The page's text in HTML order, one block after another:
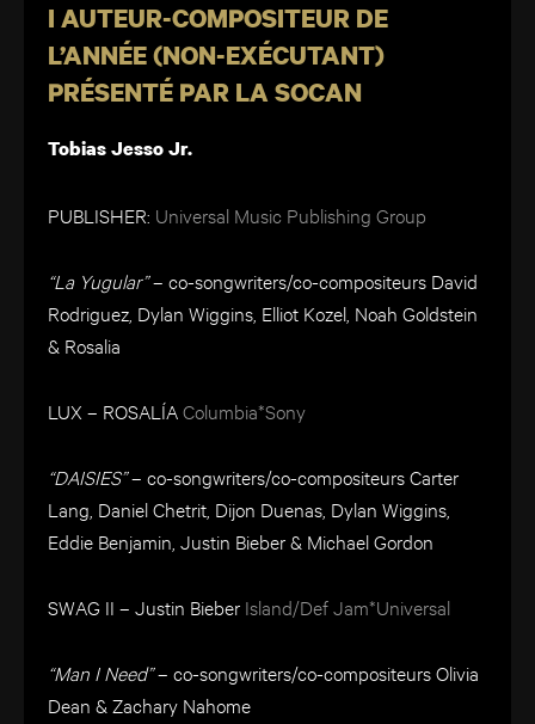
I AUTEUR-COMPOSITEUR DE
L’ANNÉE (NON-EXÉCUTANT)
PRÉSENTÉ PAR LA SOCAN
Tobias Jesso Jr.
PUBLISHER: Universal Music Publishing Group
“La Yugular”– co-songwriters/co-compositeurs David
Rodriguez, Dylan Wiggins, Elliot Kozel, Noah Goldstein
& Rosalia
LUX – ROSALÍA Columbia*Sony
“DAISIES”– co-songwriters/co-compositeurs Carter
Lang, Daniel Chetrit, Dijon Duenas, Dylan Wiggins,
Eddie Benjamin, Justin Bieber & Michael Gordon
SWAG II – Justin Bieber Island/Def Jam*Universal
“Man I Need”– co-songwriters/co-compositeurs Olivia
Dean & Zachary Nahome